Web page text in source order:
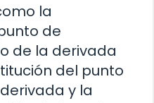
la
de
de la derivada
del punto
y la